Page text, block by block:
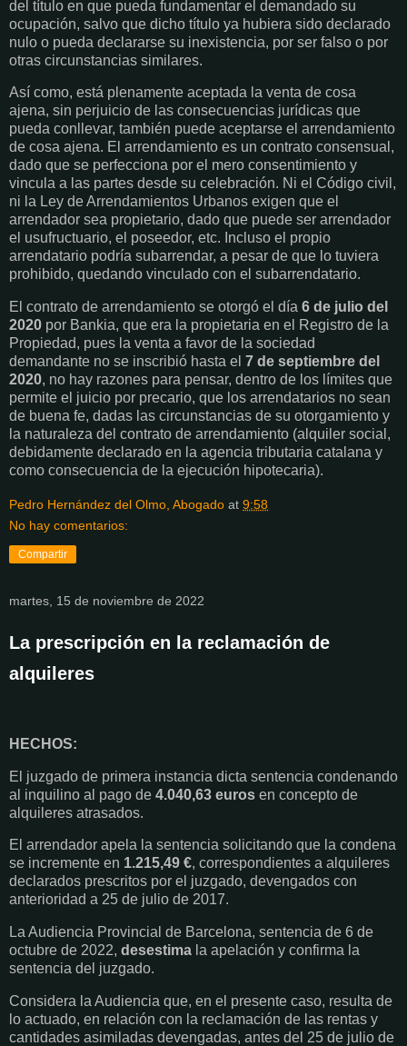
del título en que pueda fundamentar el demandado su
ocupación, salvo que dicho título ya hubiera sido declarado
nulo o pueda declararse su inexistencia, por ser falso o por
otras circunstancias similares.
Así como, está plenamente aceptada la venta de cosa
ajena, sin perjuicio de las consecuencias jurídicas que
pueda conllevar, también puede aceptarse el arrendamiento
de cosa ajena. El arrendamiento es un contrato consensual,
dado que se perfecciona por el mero consentimiento y
vincula a las partes desde su celebración. Ni el Código civil,
ni la Ley de Arrendamientos Urbanos exigen que el
arrendador sea propietario, dado que puede ser arrendador
el usufructuario, el poseedor, etc. Incluso el propio
arrendatario podría subarrendar, a pesar de que lo tuviera
prohibido, quedando vinculado con el subarrendatario.
El contrato de arrendamiento se otorgó el día 6 de julio del
2020 por Bankia, que era la propietaria en el Registro de la
Propiedad, pues la venta a favor de la sociedad
demandante no se inscribió hasta el 7 de septiembre del
2020, no hay razones para pensar, dentro de los límites que
permite el juicio por precario, que los arrendatarios no sean
de buena fe, dadas las circunstancias de su otorgamiento y
la naturaleza del contrato de arrendamiento (alquiler social,
debidamente declarado en la agencia tributaria catalana y
como consecuencia de la ejecución hipotecaria).
Pedro Hernández del Olmo, Abogado at 9:58
No hay comentarios:
Compartir
martes, 15 de noviembre de 2022
La prescripción en la reclamación de
alquileres
HECHOS:
El juzgado de primera instancia dicta sentencia condenando
al inquilino al pago de 4.040,63 euros en concepto de
alquileres atrasados.
El arrendador apela la sentencia solicitando que la condena
se incremente en 1.215,49 €, correspondientes a alquileres
declarados prescritos por el juzgado, devengados con
anterioridad a 25 de julio de 2017.
La Audiencia Provincial de Barcelona, sentencia de 6 de
octubre de 2022, desestima la apelación y confirma la
sentencia del juzgado.
Considera la Audiencia que, en el presente caso, resulta de
lo actuado, en relación con la reclamación de las rentas y
cantidades asimiladas devengadas, antes del 25 de julio de